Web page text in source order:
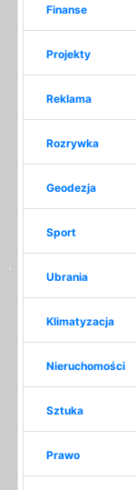
Finanse
Projekty
Reklama
Rozrywka
Geodezja
Sport
Ubrania
Klimatyzacja
Nieruchomości
Sztuka
Prawo